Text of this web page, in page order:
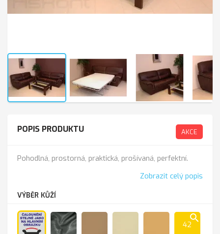
POPIS PRODUKTU AKCE
Pohodlná, prostorná, praktická, prošívaná, perfektní.
Zobrazit celý popis
VÝBĚR KŮŽÍ
search
42